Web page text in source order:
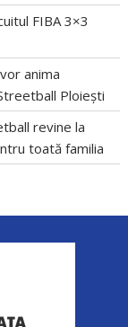
FIBA 3×3
anima
Ploiești
revine la
toată familia